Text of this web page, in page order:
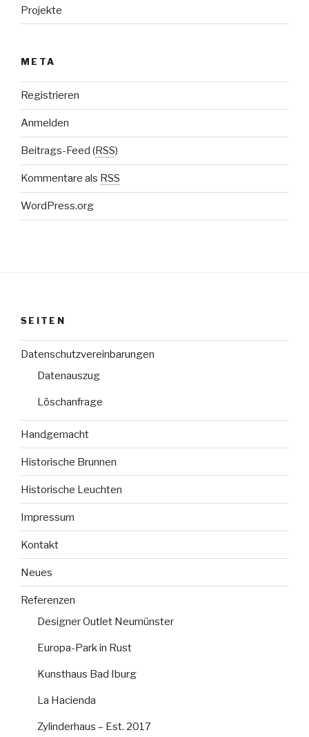
Projekte
META
Registrieren
Anmelden
Beitrags-Feed (RSS)
Kommentare als RSS
WordPress.org
SEITEN
Datenschutzvereinbarungen
Datenauszug
Löschanfrage
Handgemacht
Historische Brunnen
Historische Leuchten
Impressum
Kontakt
Neues
Referenzen
Designer Outlet Neumünster
Europa-Park in Rust
Kunsthaus Bad Iburg
La Hacienda
Zylinderhaus – Est. 2017